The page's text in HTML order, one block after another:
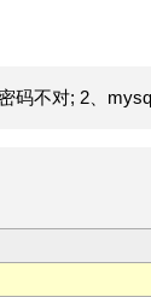
码不对; 2、